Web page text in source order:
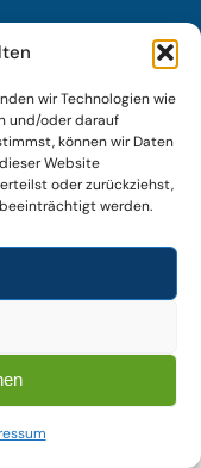
wir Technologien wie
und/oder darauf
können wir Daten
Website
oder zurückziehst,
werden.